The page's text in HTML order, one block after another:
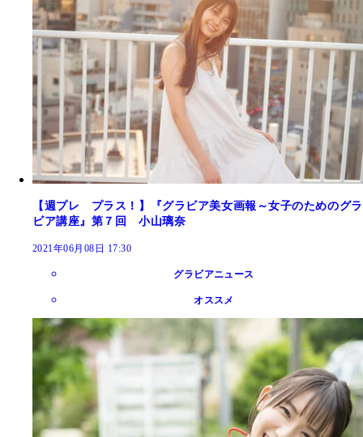
【週プレ プラス！】『グラビア美女画報～女子のためのグラ
ビア講座』第７回 小山璃奈
2021年06月08日 17:30
グラビアニュース
オススメ